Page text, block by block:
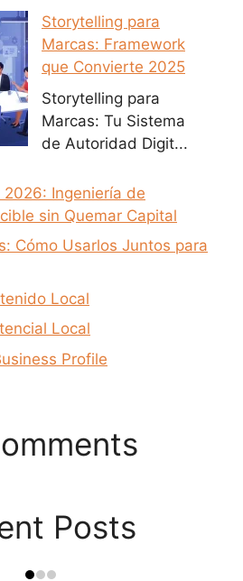
Storytelling para
Marcas: Framework
que Convierte 2025
Storytelling para
Marcas: Tu Sistema
de Autoridad Digit...
2026: Ingeniería de
sin Quemar Capital
Cómo Usarlos Juntos para
Local
Local
Profile
Posts